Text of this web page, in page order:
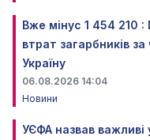
Вже мінус 1 454 210 :
втрат загарбників
Україну
06.08.2026 14:04
Новини
УЄФА назвав